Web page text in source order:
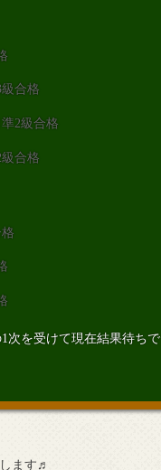
合格
2級合格
合格
次を受けて現在結果待ちで
ます♬